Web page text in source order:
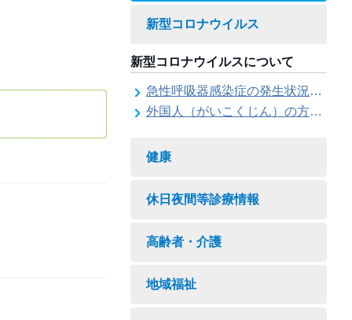
新型コロナウイルス
新型コロナウイルスについて
急性呼吸器感染症の発生状況について
外国人（がいこくじん）の方（かた）への情報（じょうほう）
健康
休日夜間等診療情報
高齢者・介護
地域福祉